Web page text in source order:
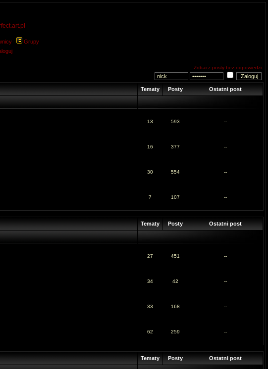
Grupy
Zobacz posty bez odpowiedzi
Tematy Posty Ostatni post
13 593 --
16 377 --
30 554 --
7 107 --
Tematy Posty Ostatni post
27 451 --
34 42 --
33 168 --
62 259 --
Tematy Posty Ostatni post